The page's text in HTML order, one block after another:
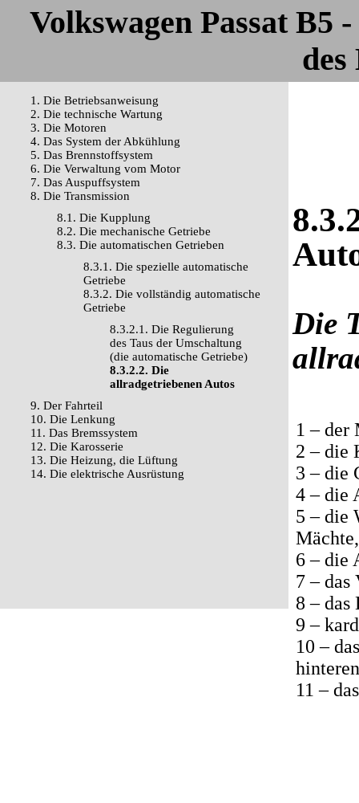
Volkswagen Passat B5
des
1. Die Betriebsanweisung
2. Die technische Wartung
3. Die Motoren
4. Das System der Abkühlung
5. Das Brennstoffsystem
6. Die Verwaltung vom Motor
7. Das Auspuffsystem
8. Die Transmission
8.1. Die Kupplung
8.2. Die mechanische Getriebe
8.3. Die automatischen Getrieben
8.3.1. Die spezielle automatische
Getriebe
8.3.2. Die vollständig automatische
Getriebe
8.3.2.1. Die Regulierung
des Taus der Umschaltung
(die automatische Getriebe)
8.3.2.2. Die
allradgetriebenen Autos
9. Der Fahrteil
10. Die Lenkung
11. Das Bremssystem
12. Die Karosserie
13. Die Heizung, die Lüftung
14. Die elektrische Ausrüstung
Die
1 – der
2 – die
3 – die
4 – die
5 – die
Mächte,
6 – die
7 –
8 –
9 –
10 –
11 –